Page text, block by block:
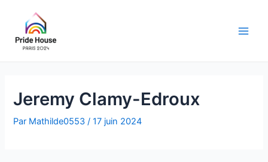
contenu
Jeremy Clamy-Edroux
Par Mathilde0553/17 juin 2024